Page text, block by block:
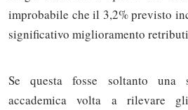
improbabile che il 3,2% previsto
significativo miglioramento
Se questa fosse soltanto una
accademica volta a rilevare